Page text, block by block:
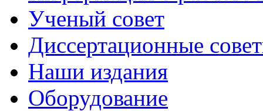
Ученый совет
Диссертационные
Наши издания
Оборудование